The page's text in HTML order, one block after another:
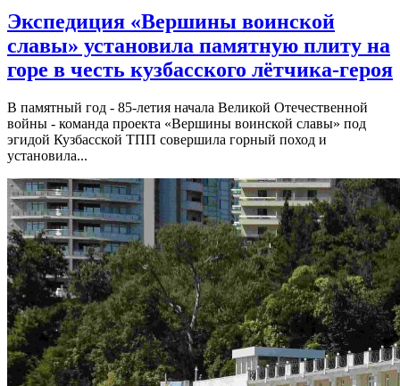
Экспедиция «Вершины воинской
славы» установила памятную плиту на
горе в честь кузбасского лётчика-героя
В памятный год - 85-летия начала Великой Отечественной
войны - команда проекта «Вершины воинской славы» под
эгидой Кузбасской ТПП совершила горный поход и
установила...